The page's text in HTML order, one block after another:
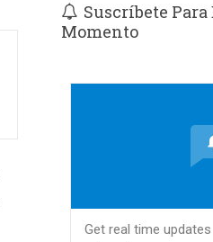
Suscríbete
Momento
Get real time